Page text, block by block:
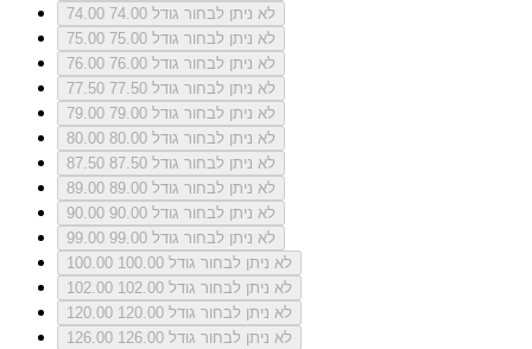
74.00
לא ניתן לבחור גודל 74.00
75.00
לא ניתן לבחור גודל 75.00
76.00
לא ניתן לבחור גודל 76.00
77.50
לא ניתן לבחור גודל 77.50
79.00
לא ניתן לבחור גודל 79.00
80.00
לא ניתן לבחור גודל 80.00
87.50
לא ניתן לבחור גודל 87.50
89.00
לא ניתן לבחור גודל 89.00
90.00
לא ניתן לבחור גודל 90.00
99.00
לא ניתן לבחור גודל 99.00
100.00
לא ניתן לבחור גודל 100.00
102.00
לא ניתן לבחור גודל 102.00
120.00
לא ניתן לבחור גודל 120.00
126.00
לא ניתן לבחור גודל 126.00